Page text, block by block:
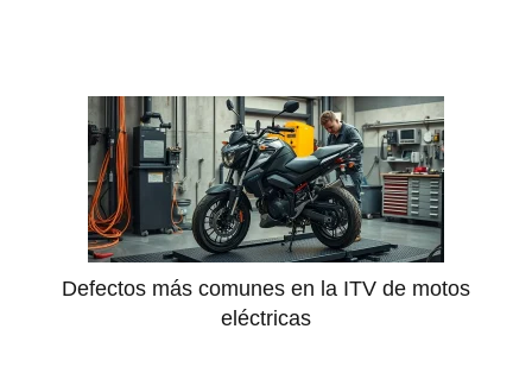
Defectos más comunes en la ITV de motos
eléctricas